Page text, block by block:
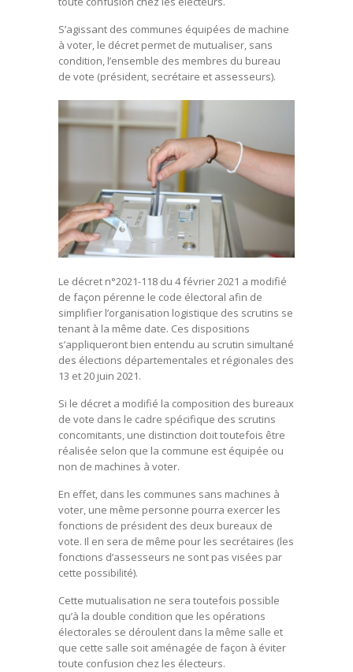
S’agissant des communes équipées de machine
à voter, le décret permet de mutualiser, sans
condition, l’ensemble des membres du bureau
de vote (président, secrétaire et assesseurs).
Le décret n°2021-118 du 4 février 2021 a modifié
de façon pérenne le code électoral afin de
simplifier l’organisation logistique des scrutins se
tenant à la même date. Ces dispositions
s’appliqueront bien entendu au scrutin simultané
des élections départementales et régionales des
13 et 20 juin 2021.
Si le décret a modifié la composition des bureaux
de vote dans le cadre spécifique des scrutins
concomitants, une distinction doit toutefois être
réalisée selon que la commune est équipée ou
non de machines à voter.
En effet, dans les communes sans machines à
voter, une même personne pourra exercer les
fonctions de président des deux bureaux de
vote. Il en sera de même pour les secrétaires (les
fonctions d’assesseurs ne sont pas visées par
cette possibilité).
Cette mutualisation ne sera toutefois possible
qu’à la double condition que les opérations
électorales se déroulent dans la même salle et
que cette salle soit aménagée de façon à éviter
toute confusion chez les électeurs.